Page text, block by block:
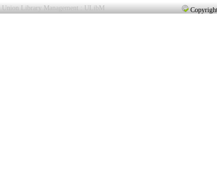
Union Library Management : ULibM